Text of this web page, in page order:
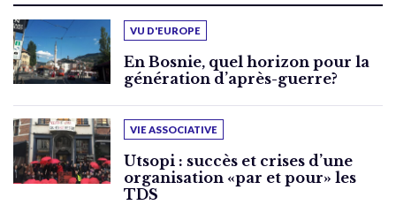
VU D'EUROPE
En Bosnie, quel horizon pour la
génération d’après-guerre?
VIE ASSOCIATIVE
Utsopi : succès et crises d’une
organisation «par et pour» les
TDS